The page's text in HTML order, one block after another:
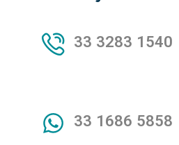
33 3283 1540
33 1686 5858